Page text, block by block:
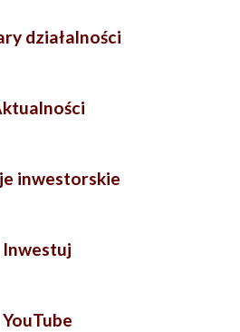
działalności
inwestorskie
Inwestuj
YouTube